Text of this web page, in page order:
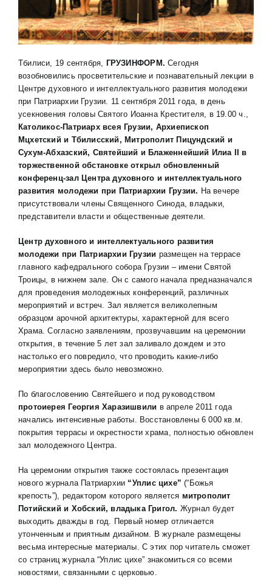
Тбилиси, 19 сентября, ГРУЗИНФОРМ.Сегодня
возобновились просветительские и познавательный лекции в
Центре духовного и интеллектуального развития молодежи
при Патриархии Грузии. 11 сентября 2011 года, в день
усекновения головы Святого Иоанна Крестителя, в 19.00 ч.,
Католикос-Патриарх всея Грузии, Архиепископ
Мцхетский и Тбилисский, Митрополит Пицундский и
Сухум-Абхазский, Святейший и Блаженнейший Илиа II в
торжественной обстановке открыл обновленный
конференц-зал Центра духовного и интеллектуального
развития молодежи при Патриархии Грузии. На вечере
присутствовали члены Священного Синода, владыки,
представители власти и общественные деятели.
Центр духовного и интеллектуального развития
молодежи при Патриархии Грузии размещен на террасе
главного кафедрального собора Грузии – имени Святой
Троицы, в нижнем зале. Он с самого начала предназначался
для проведения молодежных конференций, различных
мероприятий и встреч. Зал является великолепным
образцом арочной архитектуры, характерной для всего
Храма. Согласно заявлениям, прозвучавшим на церемонии
открытия, в течение 5 лет зал заливало дождем и это
настолько его повредило, что проводить какие-либо
мероприятии здесь было невозможно.
По благословению Святейшего и под руководством
протоиерея Георгия Харазишвили в апреле 2011 года
начались интенсивные работы. Восстановлены 6 000 кв.м.
покрытия террасы и окрестности храма, полностью обновлен
зал молодежного Центра.
На церемонии открытия также состоялась презентация
нового журнала Патриархии “Уплис цихе” (“Божья
крепость”), редактором которого является митрополит
Потийский и Хобский, владыка Григол. Журнал будет
выходить дважды в год. Первый номер отличается
утонченным и приятным дизайном. В журнале размещены
весьма интересные материалы. С этих пор читатель сможет
со страниц журнала “Уплис цихе” знакомиться со всеми
новостями, связанными с церковью.